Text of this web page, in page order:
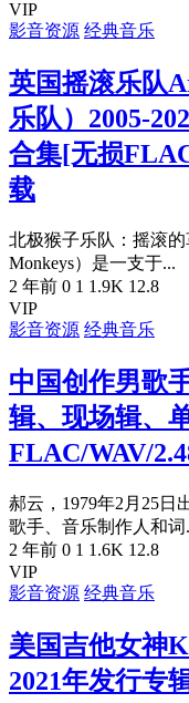
VIP
影音资源 经典音乐
英国摇滚乐队
乐队）2005-
合集[无损
载
北极猴子乐队：摇滚
Monkeys）是一支于...
2 年前 0 1 1.9K 12.8
VIP
影音资源 经典音乐
中国创作男歌
辑、现场辑、
FLAC/WAV/
郝云，1979年2月25日
歌手、音乐制作人和词
2 年前 0 1 1.6K 12.8
VIP
影音资源 经典音乐
美国吉他女神
2021年发行专